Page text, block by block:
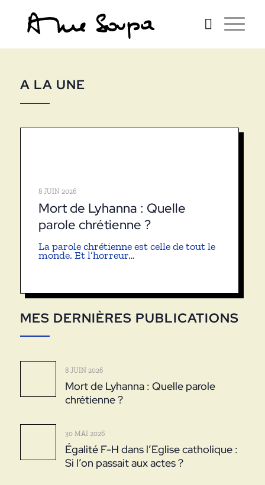
A LA UNE
8 JUIN 2026
Mort de Lyhanna : Quelle
parole chrétienne ?
La parole chrétienne est celle de tout le
monde. Et l’horreur…
MES DERNIÈRES PUBLICATIONS
8 JUIN 2026
Mort de Lyhanna : Quelle parole
chrétienne ?
30 MAI 2026
Égalité F-H dans l’Eglise catholique :
Si l’on passait aux actes ?